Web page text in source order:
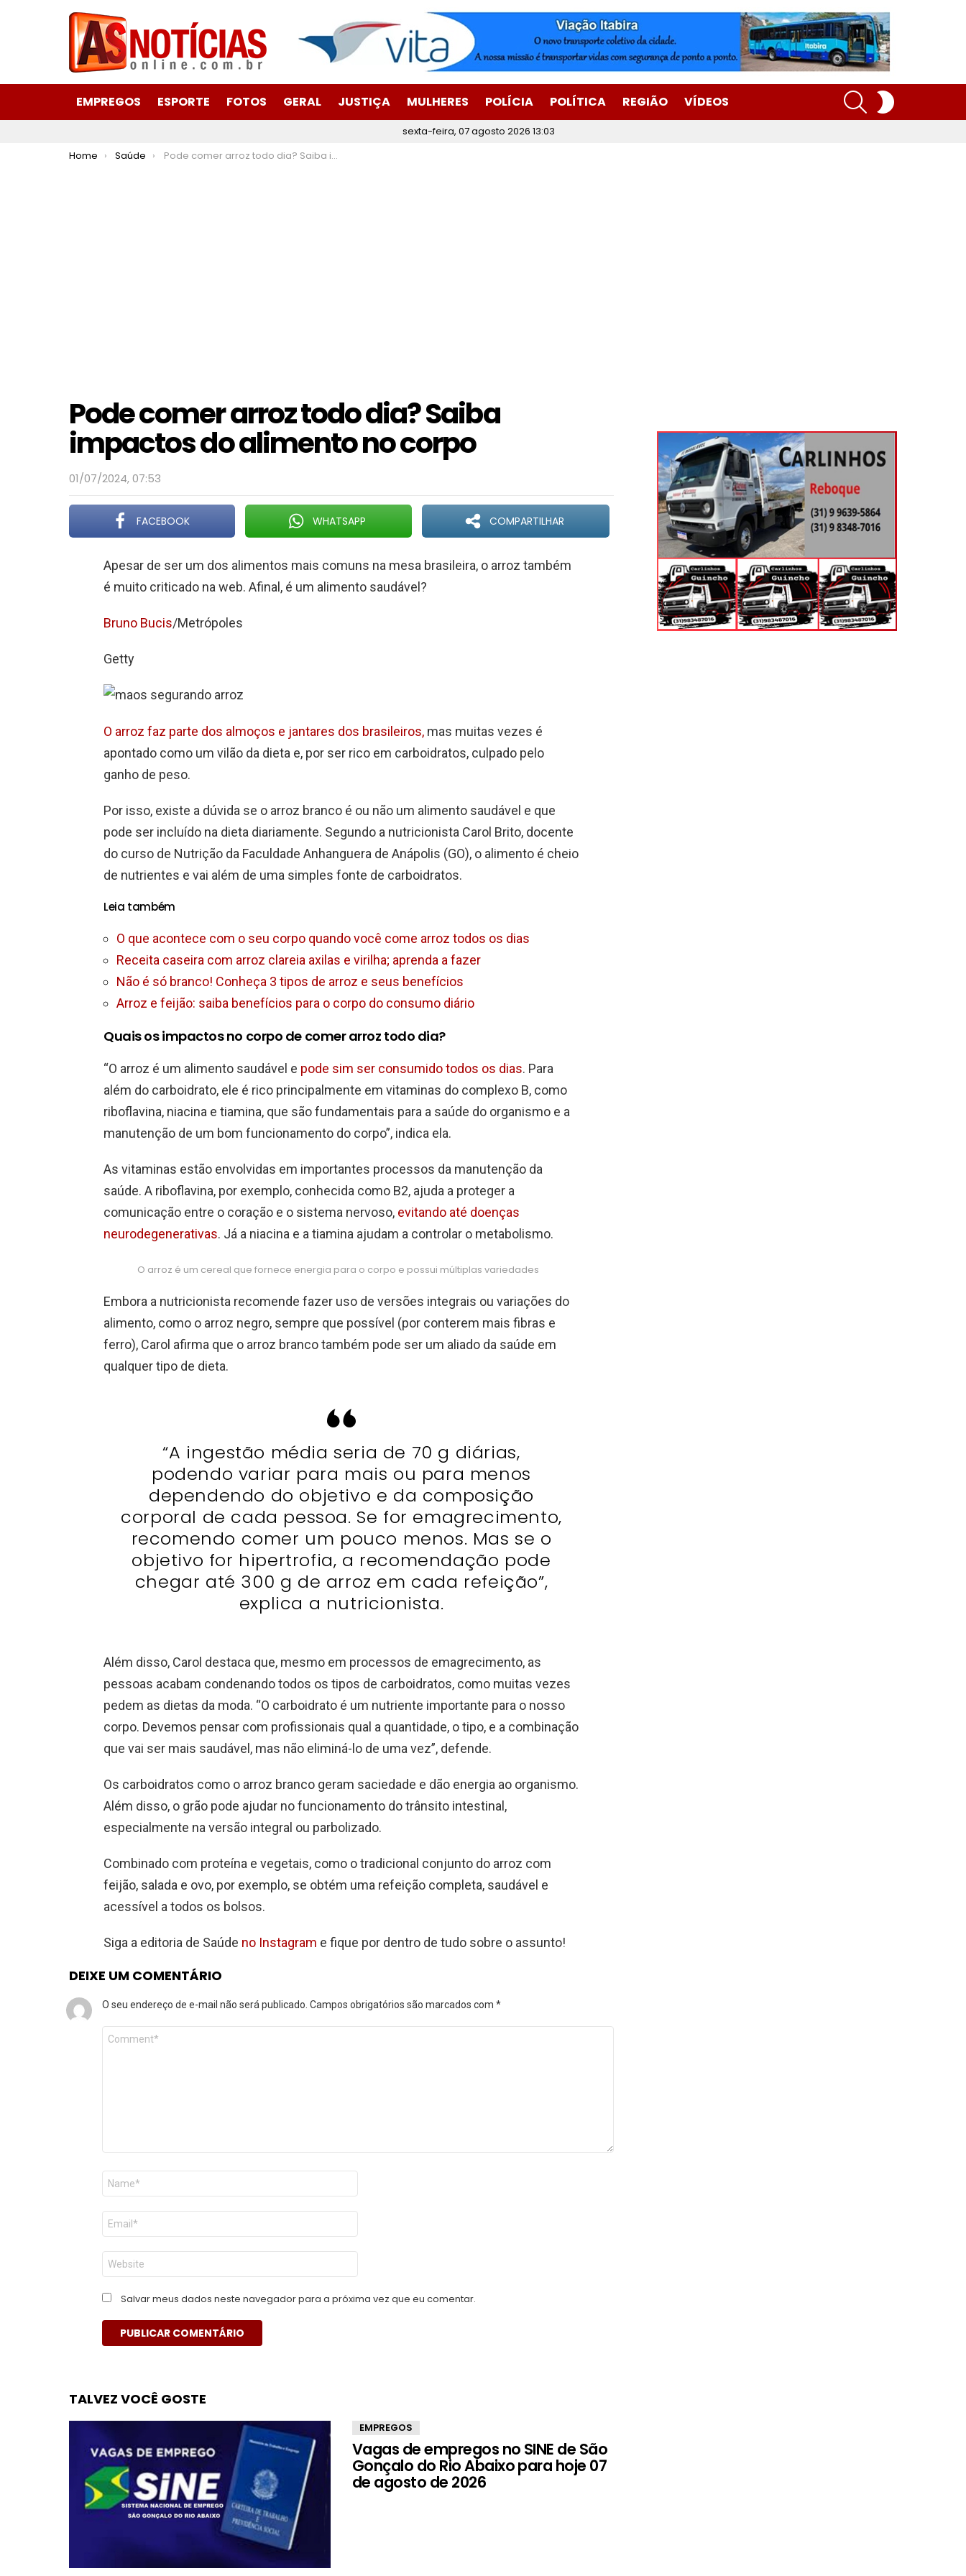
EMPREGOS ESPORTE FOTOS GERAL JUSTIÇA MULHERES POLÍCIA POLÍTICA REGIÃO VÍDEOS
SEARCH
sexta-feira, 07 agosto 2026 13:03
You are here:
Home Saúde Pode comer arroz todo dia? Saiba impactos do alimento no corpo
Pode comer arroz todo dia? Saiba
impactos do alimento no corpo
01/07/2024, 07:53
FACEBOOK WHATSAPP COMPARTILHAR
Apesar de ser um dos alimentos mais comuns na mesa brasileira, o arroz também
é muito criticado na web. Afinal, é um alimento saudável?
Bruno Bucis/Metrópoles
Getty
O arroz faz parte dos almoços e jantares dos brasileiros, mas muitas vezes é
apontado como um vilão da dieta e, por ser rico em carboidratos, culpado pelo
ganho de peso.
Por isso, existe a dúvida se o arroz branco é ou não um alimento saudável e que
pode ser incluído na dieta diariamente. Segundo a nutricionista Carol Brito, docente
do curso de Nutrição da Faculdade Anhanguera de Anápolis (GO), o alimento é cheio
de nutrientes e vai além de uma simples fonte de carboidratos.
Leia também
O que acontece com o seu corpo quando você come arroz todos os dias
Receita caseira com arroz clareia axilas e virilha; aprenda a fazer
Não é só branco! Conheça 3 tipos de arroz e seus benefícios
Arroz e feijão: saiba benefícios para o corpo do consumo diário
Quais os impactos no corpo de comer arroz todo dia?
“O arroz é um alimento saudável e pode sim ser consumido todos os dias. Para
além do carboidrato, ele é rico principalmente em vitaminas do complexo B, como
riboflavina, niacina e tiamina, que são fundamentais para a saúde do organismo e a
manutenção de um bom funcionamento do corpo”, indica ela.
As vitaminas estão envolvidas em importantes processos da manutenção da
saúde. A riboflavina, por exemplo, conhecida como B2, ajuda a proteger a
comunicação entre o coração e o sistema nervoso, evitando até doenças
neurodegenerativas. Já a niacina e a tiamina ajudam a controlar o metabolismo.
O arroz é um cereal que fornece energia para o corpo e possui múltiplas variedades
Embora a nutricionista recomende fazer uso de versões integrais ou variações do
alimento, como o arroz negro, sempre que possível (por conterem mais fibras e
ferro), Carol afirma que o arroz branco também pode ser um aliado da saúde em
qualquer tipo de dieta.
“A ingestão média seria de 70 g diárias,
podendo variar para mais ou para menos
dependendo do objetivo e da composição
corporal de cada pessoa. Se for emagrecimento,
recomendo comer um pouco menos. Mas se o
objetivo for hipertrofia, a recomendação pode
chegar até 300 g de arroz em cada refeição”,
explica a nutricionista.
Além disso, Carol destaca que, mesmo em processos de emagrecimento, as
pessoas acabam condenando todos os tipos de carboidratos, como muitas vezes
pedem as dietas da moda. “O carboidrato é um nutriente importante para o nosso
corpo. Devemos pensar com profissionais qual a quantidade, o tipo, e a combinação
que vai ser mais saudável, mas não eliminá-lo de uma vez”, defende.
Os carboidratos como o arroz branco geram saciedade e dão energia ao organismo.
Além disso, o grão pode ajudar no funcionamento do trânsito intestinal,
especialmente na versão integral ou parbolizado.
Combinado com proteína e vegetais, como o tradicional conjunto do arroz com
feijão, salada e ovo, por exemplo, se obtém uma refeição completa, saudável e
acessível a todos os bolsos.
Siga a editoria de Saúde no Instagram e fique por dentro de tudo sobre o assunto!
DEIXE UM COMENTÁRIO
O seu endereço de e-mail não será publicado. Campos obrigatórios são marcados com *
Comentário
Nome
E-
mail
*
Site
Salvar meus dados neste navegador para a próxima vez que eu comentar.
TALVEZ VOCÊ GOSTE
EMPREGOS
Vagas de empregos no SINE de São
Gonçalo do Rio Abaixo para hoje 07
de agosto de 2026